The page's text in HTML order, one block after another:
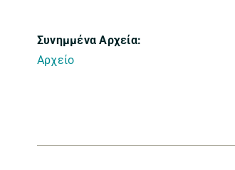
Συνημμένα Αρχεία:
Αρχείο